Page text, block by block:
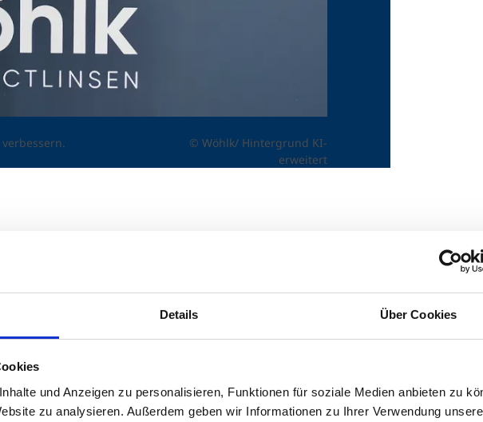
Details Über Cookies
und Anzeigen zu personalisieren, Funktionen für soziale Medien anbieten zu
zu analysieren. Außerdem geben wir Informationen zu Ihrer Verwendung
© Wöhlk/ Hintergrund KI-
erweitert
ist die Einführung eines
18. Juni 2026eingereicht werden. Alle bis zu
noch regulär bearbeitet werden. Für Bestellungen, die
Lieferung ab Mitte Juli
etabliert sein. Dann sind unter anderem ein
Optimierungen vorgesehen.